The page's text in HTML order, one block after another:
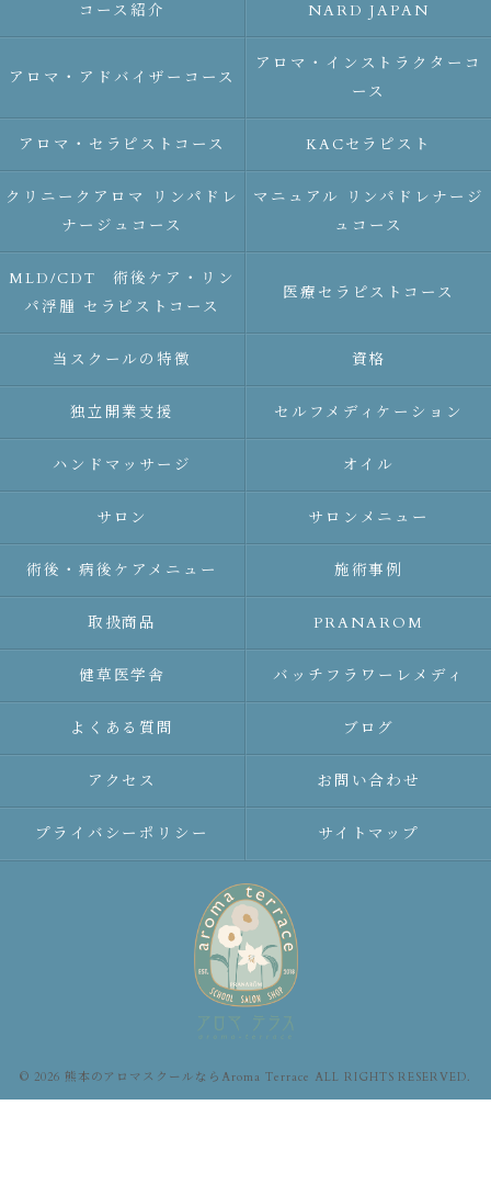
コース紹介 NARD JAPAN
アロマ・アドバイザーコース
アロマ・インストラクターコ
ース
アロマ・セラピストコース KACセラピスト
クリニークアロマ リンパドレ
ナージュコース
マニュアル リンパドレナージ
ュコース
MLD/CDT 術後ケア・リン
パ浮腫 セラピストコース
医療セラピストコース
当スクールの特徴 資格
独立開業支援 セルフメディケーション
ハンドマッサージ オイル
サロン サロンメニュー
術後・病後ケアメニュー 施術事例
取扱商品 PRANAROM
健草医学舎 バッチフラワーレメディ
よくある質問 ブログ
アクセス お問い合わせ
プライバシーポリシー サイトマップ
© 2026 熊本のアロマスクールならAroma Terrace ALL RIGHTS RESERVED.